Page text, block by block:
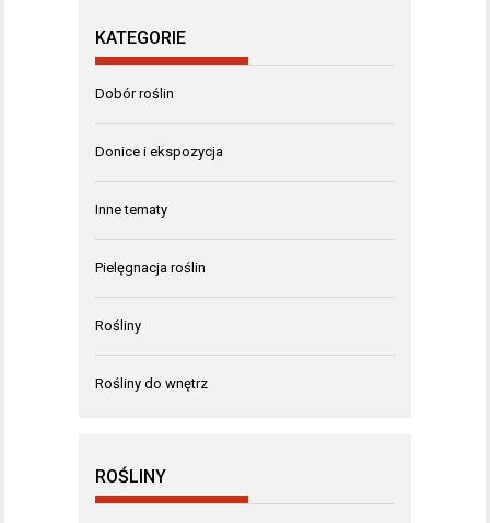
KATEGORIE
Dobór roślin
Donice i ekspozycja
Inne tematy
Pielęgnacja roślin
Rośliny
Rośliny do wnętrz
ROŚLINY